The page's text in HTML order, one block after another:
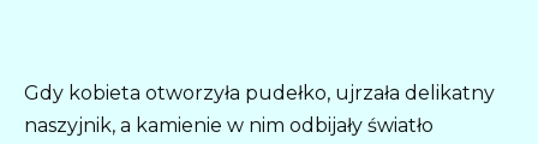
Gdy kobieta otworzyła pudełko, ujrzała delikatny
naszyjnik, a kamienie w nim odbijały światło